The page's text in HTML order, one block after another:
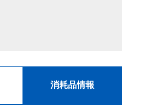
消耗品情報